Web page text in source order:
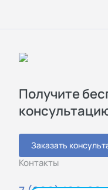
Получите
Заказать
Контакты